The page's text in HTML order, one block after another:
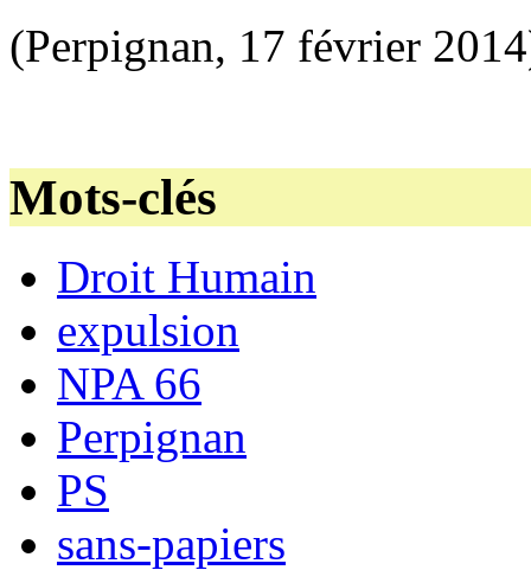
(Perpignan, 17 février
Mots-clés
Droit Humain
expulsion
NPA 66
Perpignan
PS
sans-papiers